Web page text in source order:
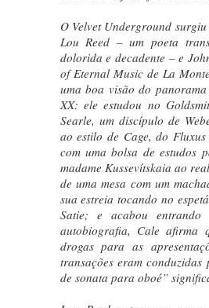
O Velvet Underground
Lou Reed – um poeta
dolorida e decadente – e
of Eternal Music de La
uma boa visão do
XX: ele estudou no
Searle, um discípulo de
ao estilo de Cage, do
com uma bolsa de estudos
madame Kussevítskaia ao
de uma mesa com um
sua estreia tocando no
Satie; e acabou
autobiografia, Cale afirma
drogas para as
transações eram
de sonata para oboé”